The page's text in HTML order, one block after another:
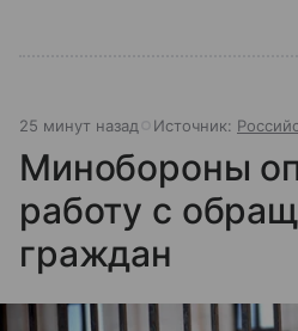
25 минут назад Источник:
Минобороны
работу с
граждан